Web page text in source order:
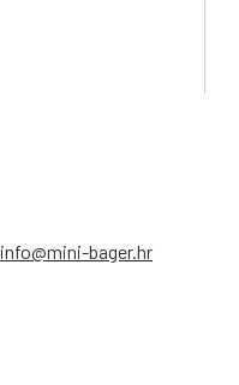
info@mini-bager.hr